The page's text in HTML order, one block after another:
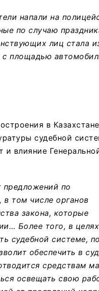
напали на
по случаю
лиц стала
с площадью
в Казахстане
судебной
и влияние
предложений по
том числе органов
закона, которые
Более того, в целях
судебной системе,
обеспечить в
средствам
освещать свою